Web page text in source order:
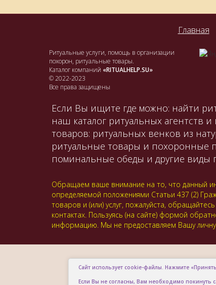
Главная
Ритуальные услуги, помощь в организации
похорон, ритуальные товары.
Каталог компаний «RITUALHELP.SU»
© 2022-2023
Все права защищены
Если Вы ищите где можно: найти
наш каталог ритуальных агентств
товаров: ритуальных венков из
ритуальные товары и похоронные
поминальные обеды и другие виды
Обращаем ваше внимание на то, что данный
определяемой положениями Статьи 437 (2)
товаров и (или) услуг, пожалуйста,
контактах. Пользуясь (на сайте) формой
информацию. Мы не предоставляем Вашу
Сайт использует cookie-файлы. Нажмите
Если Вы не согласны, Вам необходимо покинуть